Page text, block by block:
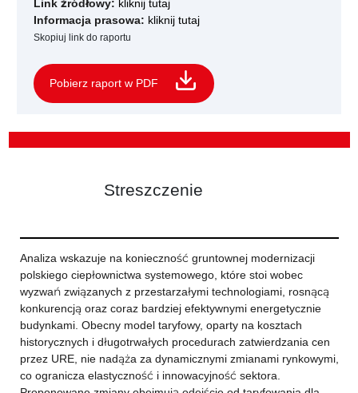
Link źródłowy: kliknij tutaj
Informacja prasowa: kliknij tutaj
Skopiuj link do raportu
Pobierz raport w PDF
Streszczenie
Analiza wskazuje na konieczność gruntownej modernizacji
polskiego ciepłownictwa systemowego, które stoi wobec
wyzwań związanych z przestarzałymi technologiami, rosnącą
konkurencją oraz coraz bardziej efektywnymi energetycznie
budynkami. Obecny model taryfowy, oparty na kosztach
historycznych i długotrwałych procedurach zatwierdzania cen
przez URE, nie nadąża za dynamicznymi zmianami rynkowymi,
co ogranicza elastyczność i innowacyjność sektora.